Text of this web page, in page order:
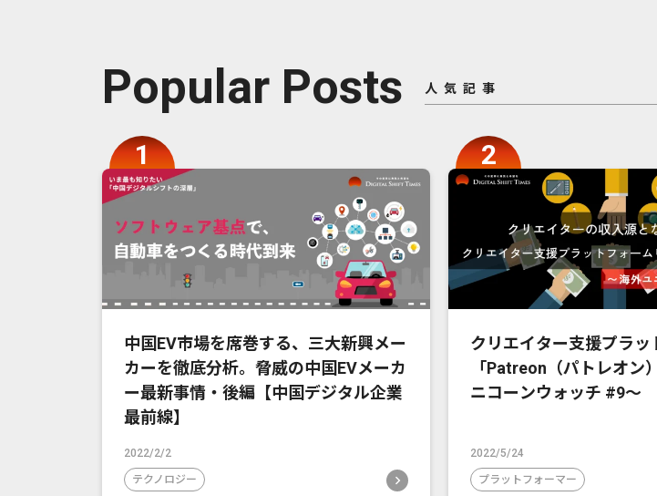
Popular Posts
人気記事
中国EV市場を席巻する、三大新興メー
カーを徹底分析。脅威の中国EVメーカ
ー最新事情・後編【中国デジタル企業
最前線】
2022/2/2
テクノロジー
クリエイター支援プラッ
「Patreon（パトレオン
ニコーンウォッチ #9〜
2022/5/24
プラットフォーマー